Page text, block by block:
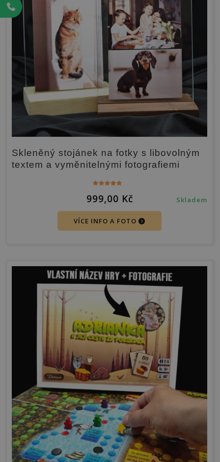
Skleněný stojánek na fotky s libovolným
textem a vyměnitelnými fotografiemi
5.00
z 5
999,00 Kč Skladem
VÍCE INFO A FOTO